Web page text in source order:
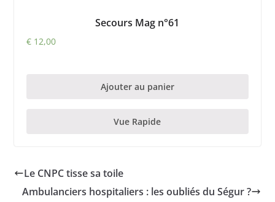
Secours Mag n°61
€12,00
Ajouter au panier
Vue Rapide
Le CNPC tisse sa toile
Ambulanciers hospitaliers : les oubliés du Ségur ?